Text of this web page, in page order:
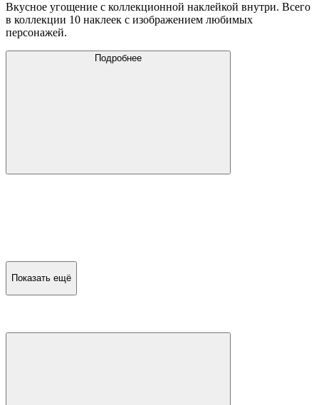
Вкусное угощение с коллекционной наклейкой внутри. Всего
в коллекции 10 наклеек с изображением любимых
персонажей.
Подробнее
Показать ещё